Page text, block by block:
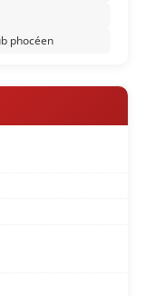
phocéen